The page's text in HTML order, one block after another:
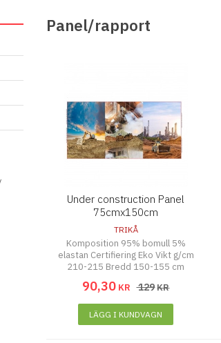
Panel/rapport
Under construction Panel
75cmx150cm
TRIKÅ
Komposition 95% bomull 5%
elastan Certifiering Eko Vikt g/cm
210-215 Bredd 150-155 cm
90,30 KR 129KR
LÄGG I KUNDVAGN